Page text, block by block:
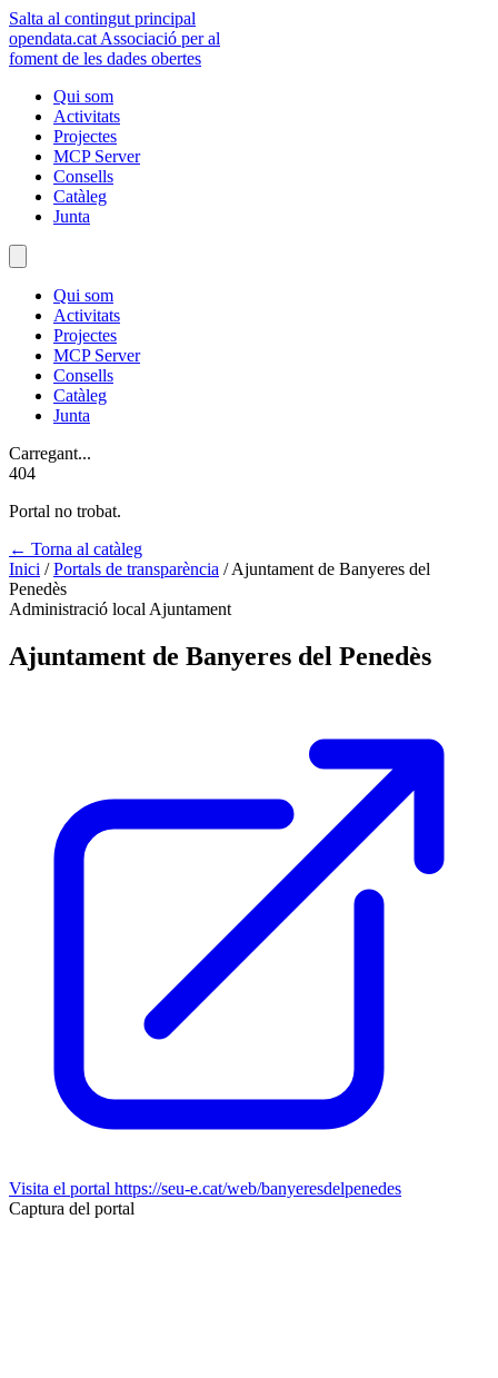
Salta al contingut principal
opendata.cat Associació per al
foment de les dades obertes
Qui som
Activitats
Projectes
MCP Server
Consells
Catàleg
Junta
Qui som
Activitats
Projectes
MCP Server
Consells
Catàleg
Junta
Carregant...
404
Portal no trobat.
← Torna al catàleg
Inici / Portals de transparència / Ajuntament de Banyeres del
Penedès
Administració local Ajuntament
Ajuntament de Banyeres del Penedès
Visita el portal https://seu-e.cat/web/banyeresdelpenedes
Captura del portal